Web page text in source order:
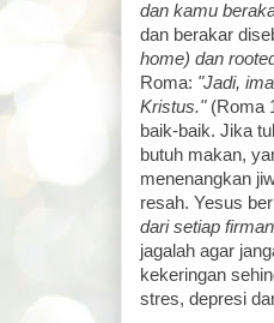
dan kamu
dan berakar
home) dan
Roma: "Jadi,
Kristus."(Roma
baik-baik. Jika
butuh makan,
menenangkan
resah. Yesus
dari setiap
jagalah agar
kekeringan
stres, depresi